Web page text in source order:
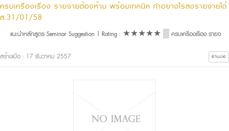
ครบเครื่องเรื่อง รายจ่ายต้องห้าม พร้อมเทคนิค ทำอย่างไรลงรายจ่ายได้
ส.31/01/58
แนะนำหลักสูตร Seminar Suggestion | Rating : ★★★★★ ▒ ครบเครื่องเรื่อง รายจ
สร้างเมื่อ : 17 ธันวาคม 2557 อ่านต่อ